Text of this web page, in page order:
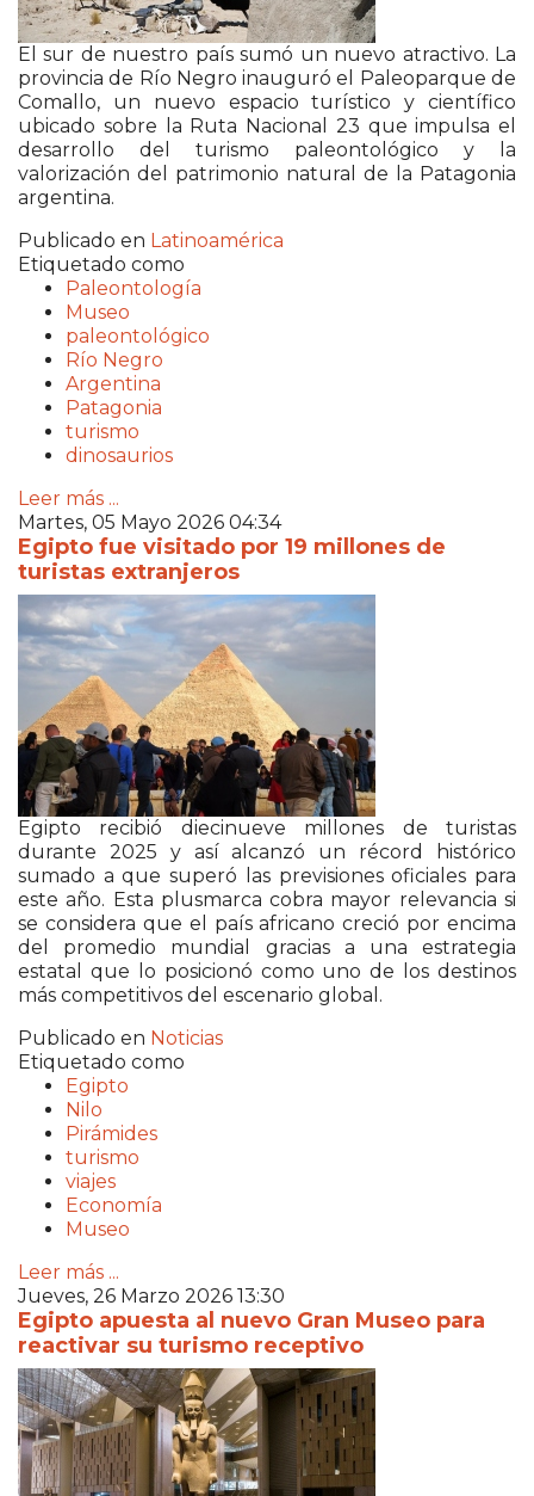
El sur de nuestro país sumó un nuevo atractivo. La
provincia de Río Negro inauguró el Paleoparque de
Comallo, un nuevo espacio turístico y científico
ubicado sobre la Ruta Nacional 23 que impulsa el
desarrollo del turismo paleontológico y la
valorización del patrimonio natural de la Patagonia
argentina.
Publicado en Latinoamérica
Etiquetado como
Paleontología
Museo
paleontológico
Río Negro
Argentina
Patagonia
turismo
dinosaurios
Leer más ...
Martes, 05 Mayo 2026 04:34
Egipto fue visitado por 19 millones de
turistas extranjeros
Egipto recibió diecinueve millones de turistas
durante 2025 y así alcanzó un récord histórico
sumado a que superó las previsiones oficiales para
este año. Esta plusmarca cobra mayor relevancia si
se considera que el país africano creció por encima
del promedio mundial gracias a una estrategia
estatal que lo posicionó como uno de los destinos
más competitivos del escenario global.
Publicado en Noticias
Etiquetado como
Egipto
Nilo
Pirámides
turismo
viajes
Economía
Museo
Leer más ...
Jueves, 26 Marzo 2026 13:30
Egipto apuesta al nuevo Gran Museo para
reactivar su turismo receptivo